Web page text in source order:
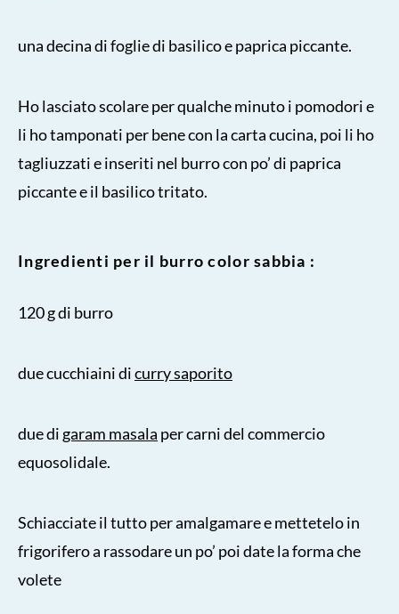
una decina di foglie di basilico e paprica piccante.
Ho lasciato scolare per qualche minuto i pomodori e
li ho tamponati per bene con la carta cucina, poi li ho
tagliuzzati e inseriti nel burro con po’ di paprica
piccante e il basilico tritato.
Ingredienti per il burro color sabbia :
120 g di burro
due cucchiaini dicurry saporito
due di garam masala per carni del commercio
equosolidale.
Schiacciate il tutto per amalgamare e mettetelo in
frigorifero a rassodare un po’ poi date la forma che
volete